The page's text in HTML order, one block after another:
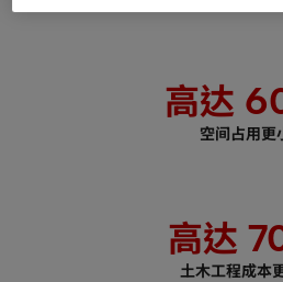
高达
空间占用更
高达
土木工程成本